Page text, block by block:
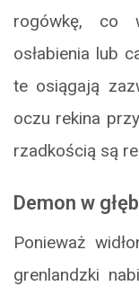
rogówkę, co
osłabienia lub
te osiągają
oczu rekina
rzadkością są
Demon w
Ponieważ
grenlandzki